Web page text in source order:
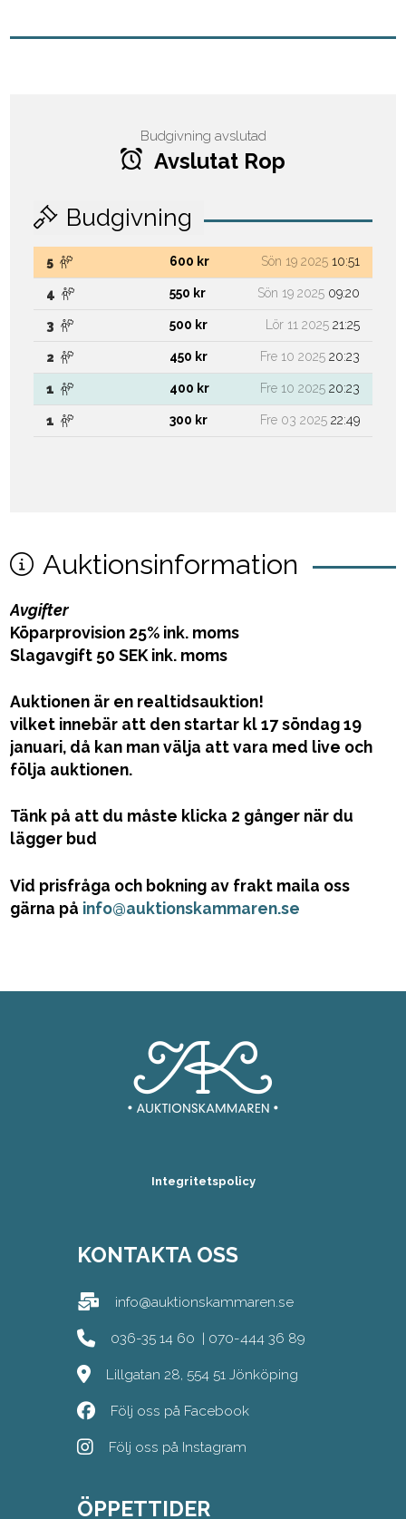
Budgivning avslutad
Avslutat Rop
Budgivning
5 600 kr Sön 19 2025 10:51
4 550 kr Sön 19 2025 09:20
3 500 kr Lör 11 2025 21:25
2 450 kr Fre 10 2025 20:23
1 400 kr Fre 10 2025 20:23
1 300 kr Fre 03 2025 22:49
Auktionsinformation
Avgifter
Köparprovision 25% ink. moms
Slagavgift 50 SEK ink. moms
Auktionen är en realtidsauktion!
vilket innebär att den startar kl 17 söndag 19
januari, då kan man välja att vara med live och
följa auktionen.
Tänk på att du måste klicka 2 gånger när du
lägger bud
Vid prisfråga och bokning av frakt maila oss
gärna på info@auktionskammaren.se
Integritetspolicy
KONTAKTA OSS
info@auktionskammaren.se
036-35 14 60 | 070-444 36 89
Lillgatan 28, 554 51 Jönköping
Följ oss på Facebook
Följ oss på Instagram
ÖPPETTIDER